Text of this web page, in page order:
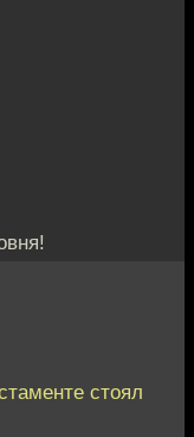
стоял